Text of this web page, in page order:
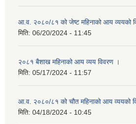
आ.व. २०८०/८१ को जेष्ट महिनाको आय व्ययको
मिति: 06/20/2024 - 11:45
२०८१ बैशाख महिनाको आय व्यय विवरण ।
मिति: 05/17/2024 - 11:57
आ.व. २०८०/८१ को चौत महिनाको आय व्ययको
मिति: 04/18/2024 - 10:45